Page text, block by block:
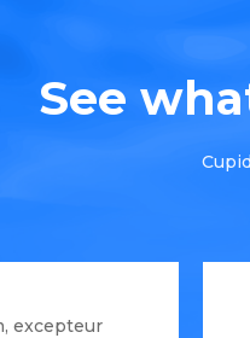
See
excepteur